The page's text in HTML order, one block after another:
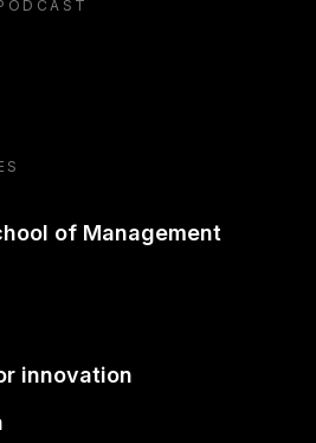
podcast
of Management
innovation